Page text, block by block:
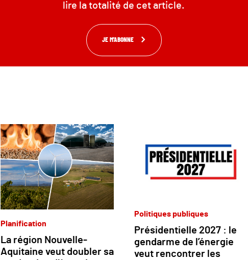
lire la totalité de cet article.
JE M'ABONNE
Planification
La région Nouvelle-
Aquitaine veut doubler sa
Politiques publiques
Présidentielle 2027 : le
gendarme de l’énergie
veut rencontrer les